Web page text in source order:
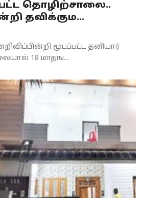
தொழிற்சாலை..
தவிக்கும...
மூடப்பட்ட தனியார்
18 மாதங...